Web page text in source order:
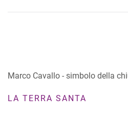
Marco Cavallo - simbolo della
LA TERRA SANTA